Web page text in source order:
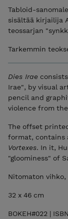
Tabloid-
sisältää kirjailija
teossarjan
Tarkemmin
Dies Irae
Irae", by visual
pencil and
violence from
The offset
format, contains
Vortexes. In it,
"gloominess" of
Nitomaton vihko,
32 x 46 cm
BOKEH#022 |